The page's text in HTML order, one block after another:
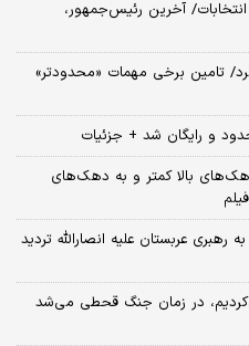
آخرین رئیس‌جمهور،
تامین برخی مهمات «محدودتر»
و رایگان شد + جزئیات
بالا کمتر و به دهک‌های
عربستان علیه انصارالله تردید
در زمان جنگ قحطی می‌شد